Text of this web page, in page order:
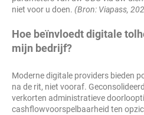
niet voor u doen. (Bron: Viapass,
Hoe beïnvloedt digitale
mijn bedrijf?
Moderne digitale providers bieden
na de rit, niet vooraf.
verkorten administratieve
cashflowvoorspelbaarheid ten